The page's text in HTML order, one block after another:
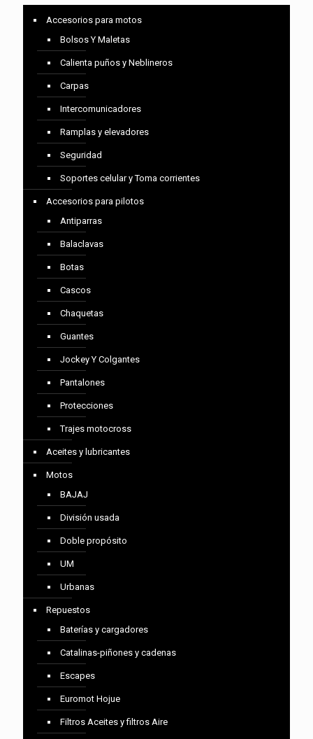
Accesorios para motos
Bolsos Y Maletas
Calienta puños y Neblineros
Carpas
Intercomunicadores
Ramplas y elevadores
Seguridad
Soportes celular y Toma corrientes
Accesorios para pilotos
Antiparras
Balaclavas
Botas
Cascos
Chaquetas
Guantes
Jockey Y Colgantes
Pantalones
Protecciones
Trajes motocross
Aceites y lubricantes
Motos
BAJAJ
División usada
Doble propósito
UM
Urbanas
Repuestos
Baterías y cargadores
Catalinas-piñones y cadenas
Escapes
Euromot Hojue
Filtros Aceites y filtros Aire